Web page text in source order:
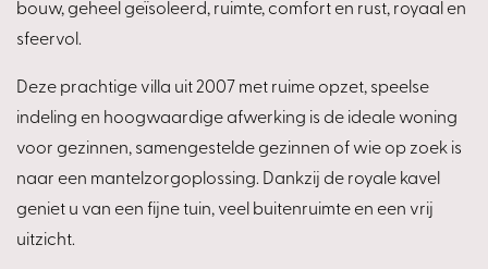
bouw, geheel geïsoleerd, ruimte, comfort en rust, royaal en
sfeervol.
Deze prachtige villa uit 2007 met ruime opzet, speelse
indeling en hoogwaardige afwerking is de ideale woning
voor gezinnen, samengestelde gezinnen of wie op zoek is
naar een mantelzorgoplossing. Dankzij de royale kavel
geniet u van een fijne tuin, veel buitenruimte en een vrij
uitzicht.